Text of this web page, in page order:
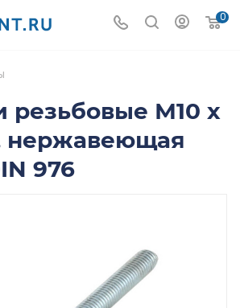
0
резьбовые М10 х
нержавеющая
976